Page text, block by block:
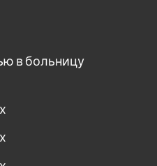
в больницу